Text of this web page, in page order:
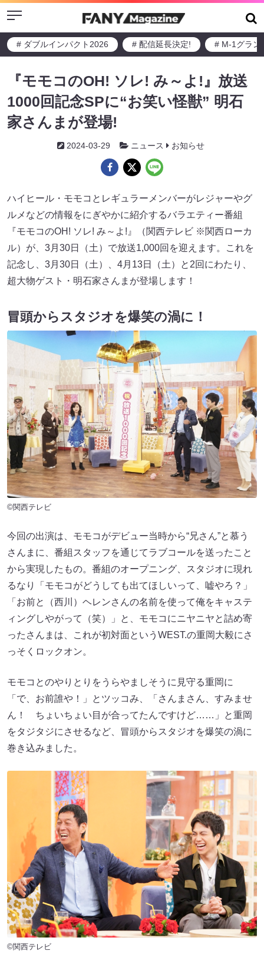
Menu
# ダブルインパクト2026 # 配信延長決定! # M-1グラン
『モモコのOH! ソレ! み～よ!』放送
1000回記念SPに“お笑い怪獣” 明石
家さんまが登場!
2024-03-29 ニュース お知らせ
ハイヒール・モモコとレギュラーメンバーがレジャーやグ
ルメなどの情報をにぎやかに紹介するバラエティー番組
『モモコのOH! ソレ! み～よ!』（関西テレビ ※関西ローカ
ル）が、3月30日（土）で放送1,000回を迎えます。これを
記念し、3月30日（土）、4月13日（土）と2回にわたり、
超大物ゲスト・明石家さんまが登場します！
冒頭からスタジオを爆笑の渦に！
©関西テレビ
今回の出演は、モモコがデビュー当時から“兄さん”と慕う
さんまに、番組スタッフを通じてラブコールを送ったこと
から実現したもの。番組のオープニング、スタジオに現れ
るなり「モモコがどうしても出てほしいって、嘘やろ？」
「お前と（西川）ヘレンさんの名前を使って俺をキャステ
ィングしやがって（笑）」と、モモコにニヤニヤと詰め寄
ったさんまは、これが初対面というWEST.の重岡大毅にさ
っそくロックオン。
モモコとのやりとりをうらやましそうに見守る重岡に
「で、お前誰や！」とツッコみ、「さんまさん、すみませ
ん！ ちょいちょい目が合ってたんですけど……」と重岡
をタジタジにさせるなど、冒頭からスタジオを爆笑の渦に
巻き込みました。
©関西テレビ